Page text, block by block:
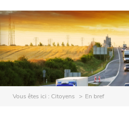
Vous êtes ici : Citoyens En bref